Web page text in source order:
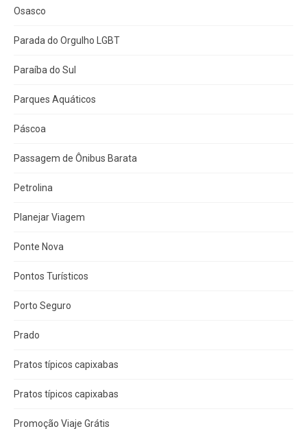
Osasco
Parada do Orgulho LGBT
Paraíba do Sul
Parques Aquáticos
Páscoa
Passagem de Ônibus Barata
Petrolina
Planejar Viagem
Ponte Nova
Pontos Turísticos
Porto Seguro
Prado
Pratos típicos capixabas
Pratos típicos capixabas
Promoção Viaje Grátis